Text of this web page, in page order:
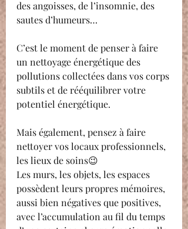
des angoisses, de l’insomnie, des
sautes d’humeurs…
C’est le moment de penser à faire
un nettoyage énergétique des
pollutions collectées dans vos corps
subtils et de rééquilibrer votre
potentiel énergétique.
Mais également, pensez à faire
nettoyer vos locaux professionnels,
les lieux de soins😉
Les murs, les objets, les espaces
possèdent leurs propres mémoires,
aussi bien négatives que positives,
avec l’accumulation au fil du temps